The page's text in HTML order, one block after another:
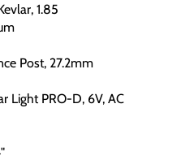
1.85
Post, 27.2mm
Light PRO-D, 6V, AC